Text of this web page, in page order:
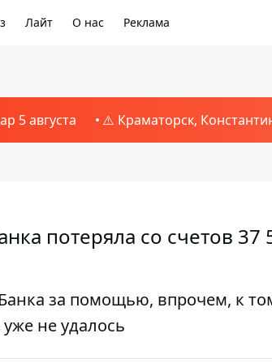
Лайт О нас Реклама
5 августа ⚠️ Краматорск,
потеряла со счетов 37
за помощью, впрочем, к
не удалось